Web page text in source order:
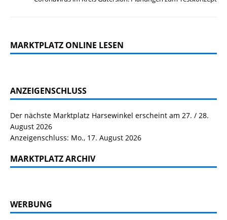
MARKTPLATZ ONLINE LESEN
ANZEIGENSCHLUSS
Der nächste Marktplatz Harsewinkel erscheint am 27. / 28.
August 2026
Anzeigenschluss: Mo., 17. August 2026
MARKTPLATZ ARCHIV
WERBUNG